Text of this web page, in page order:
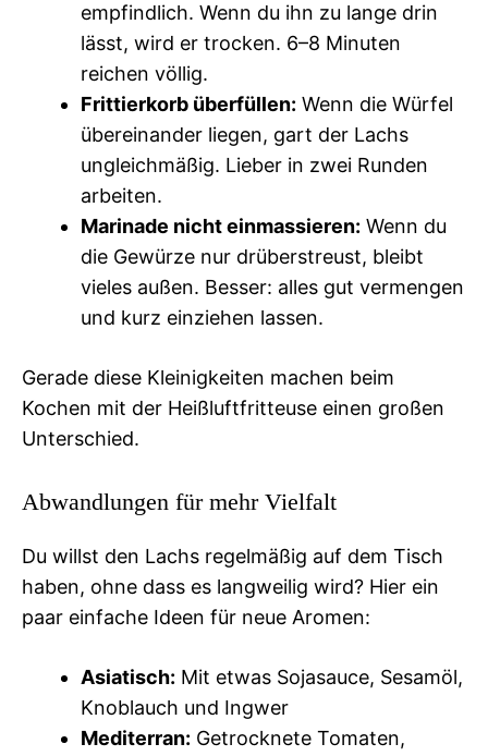
empfindlich. Wenn du ihn zu lange drin
lässt, wird er trocken. 6–8 Minuten
reichen völlig.
Frittierkorb überfüllen: Wenn die Würfel
übereinander liegen, gart der Lachs
ungleichmäßig. Lieber in zwei Runden
arbeiten.
Marinade nicht einmassieren: Wenn du
die Gewürze nur drüberstreust, bleibt
vieles außen. Besser: alles gut vermengen
und kurz einziehen lassen.
Gerade diese Kleinigkeiten machen beim
Kochen mit der Heißluftfritteuse einen großen
Unterschied.
Abwandlungen für mehr Vielfalt
Du willst den Lachs regelmäßig auf dem Tisch
haben, ohne dass es langweilig wird? Hier ein
paar einfache Ideen für neue Aromen:
Asiatisch: Mit etwas Sojasauce, Sesamöl,
Knoblauch und Ingwer
Mediterran: Getrocknete Tomaten,